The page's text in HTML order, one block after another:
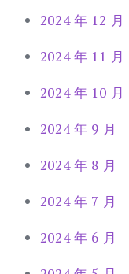
2024 年 12 月
2024 年 11 月
2024 年 10 月
2024 年 9 月
2024 年 8 月
2024 年 7 月
2024 年 6 月